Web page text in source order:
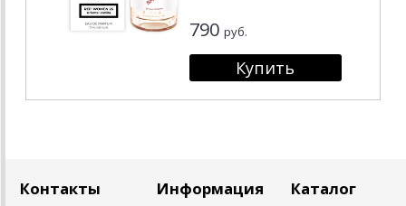
790 руб.
Контакты Информация Каталог